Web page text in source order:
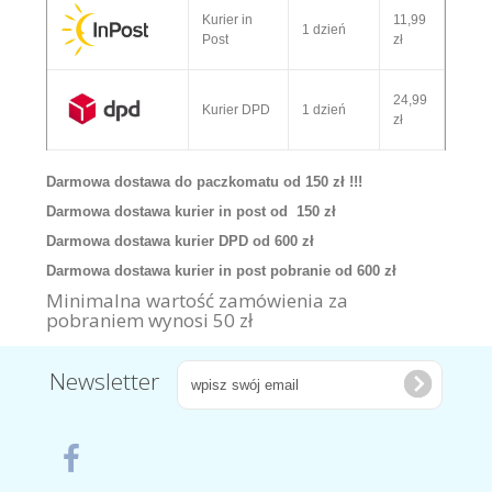
Kurier in
Post
1 dzień
11,99
zł
Kurier DPD 1 dzień
24,99
zł
Darmowa dostawa do paczkomatu od 150 zł !!!
Darmowa dostawa kurier in post od 150 zł
Darmowa dostawa kurier DPD od 600 zł
Darmowa dostawa kurier in post pobranie od 600 zł
Minimalna wartość zamówienia za
pobraniem wynosi 50 zł
Newsletter